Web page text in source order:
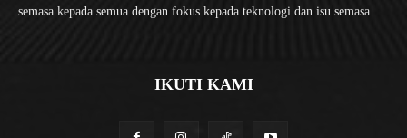
semasa kepada semua dengan fokus kepada teknologi dan isu semasa.
IKUTI KAMI